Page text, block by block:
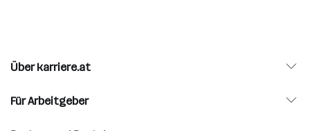
Über karriere.at
Für Arbeitgeber